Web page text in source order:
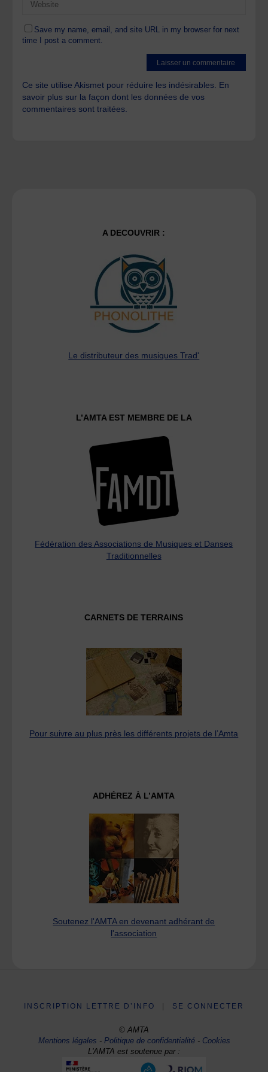
Save my name, email, and site URL in my browser for next
time I post a comment.
Ce site utilise Akismet pour réduire les indésirables. En
savoir plus sur la façon dont les données de vos
commentaires sont traitées
A DECOUVRIR :
Le distributeur des musiques Trad'
L’AMTA EST MEMBRE DE LA
Fédération des Associations de Musiques et Danses
Traditionnelles
CARNETS DE TERRAINS
Pour suivre au plus près les différents projets de l’Amta
ADHÉREZ À L’AMTA
Soutenez l'AMTA en devenant adhérant de
l'association
INSCRIPTION LETTRE D’INFO SE CONNECTER
© AMTA
Mentions légales -Politique de confidentialité- Cookies
L'AMTA est soutenue par :